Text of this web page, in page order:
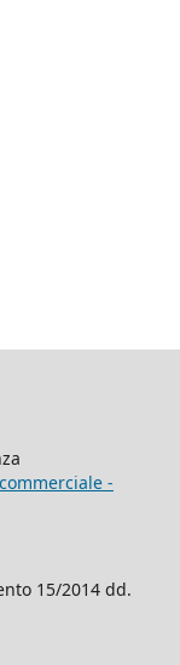
-
15/2014 dd.